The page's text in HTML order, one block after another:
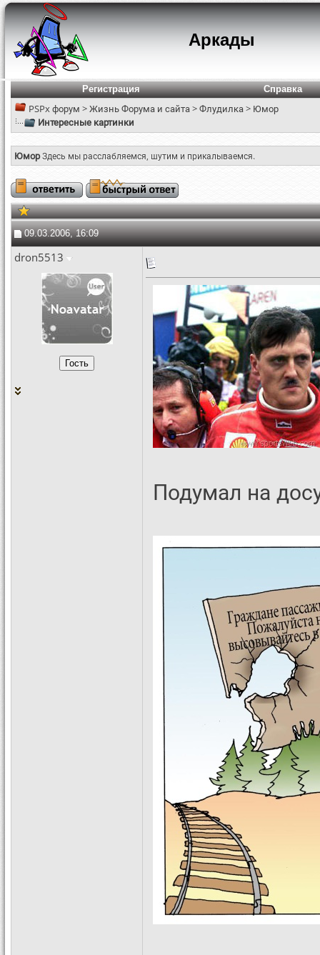
Аркады
Регистрация Справка
PSPx форум >Жизнь Форума и сайта>Флудилка> Юмор
Интересные картинки
ЮморЗдесь мы расслабляемся, шутим и прикалываемся.
09.03.2006, 16:09
dron5513
Подумал на